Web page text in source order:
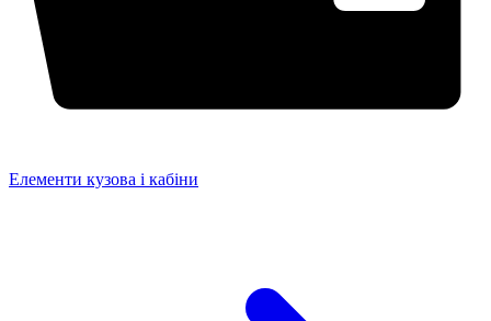
Елементи кузова і кабіни